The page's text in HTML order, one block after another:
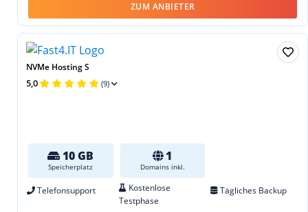
ZUM ANBIETER
NVMe Hosting S
5,0 (9)
10 GB
Speicherplatz
1
Domains inkl.
Telefonsupport
Kostenlose
Testphase
Tägliches Backup